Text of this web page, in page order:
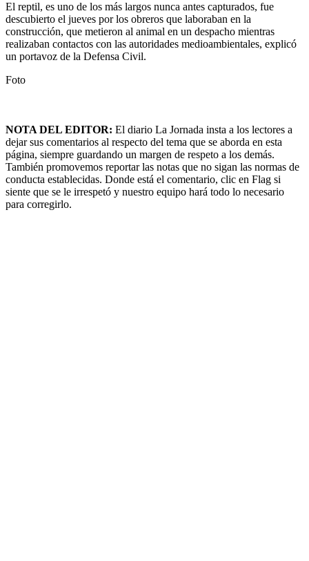
El reptil, es uno de los más largos nunca antes capturados, fue
descubierto el jueves por los obreros que laboraban en la
construcción, que metieron al animal en un despacho mientras
realizaban contactos con las autoridades medioambientales, explicó
un portavoz de la Defensa Civil.
Foto
NOTA DEL EDITOR: El diario La Jornada insta a los lectores a
dejar sus comentarios al respecto del tema que se aborda en esta
página, siempre guardando un margen de respeto a los demás.
También promovemos reportar las notas que no sigan las normas de
conducta establecidas. Donde está el comentario, clic en Flag si
siente que se le irrespetó y nuestro equipo hará todo lo necesario
para corregirlo.